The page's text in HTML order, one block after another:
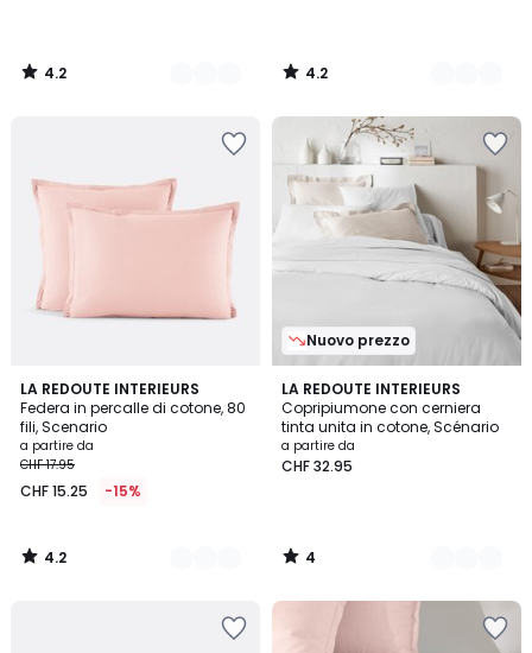
CHF
8.95.4.2
/
4.2
/
LA REDOUTE INTERIEURS
Federa in percalle di cotone, 80
fili, Scenario
a partire da
CHF 17.95
CHF 15.25 -15%
4.2
/ 5
22
Colori
4.2
/
Nuovo prezzo
LA REDOUTE INTERIEURS
Copripiumone con cerniera
tinta unita in cotone, Scénario
a partire da
CHF 32.95
4
/
5
22
Colori
4
/